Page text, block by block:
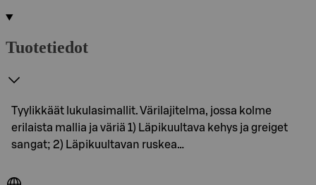
Tuotetiedot
Tyylikkäät lukulasimallit. Värilajitelma, jossa kolme
erilaista mallia ja väriä 1) Läpikuultava kehys ja greiget
sangat; 2) Läpikuultavan ruskea…